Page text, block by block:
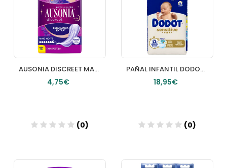
AUSONIA DISCREET MAXI NOCHE 12 UNIDADES
4,75€
(0)
Añadir
PAÑAL INFANTIL DODOT SENSITIVE TALLA 1 25 KG 58 UNIDADES
18,95€
(0)
Añadir